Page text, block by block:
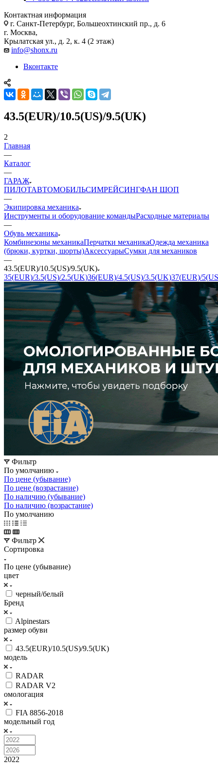
Контактная информация
г. Санкт-Петербург, Большеохтинский пр., д. 6
г. Москва,
Крылатская ул., д. 2, к. 4 (2 этаж)
info@shonx.ru
Вконтакте
43.5(EUR)/10.5(US)/9.5(UK)
2
Главная
—
Каталог
—
ГАРАЖ
ПИЛОТАВТОМОБИЛЬСИМРЕЙСИНГФАН ШОП
—
Экипировка механика
Инструменты и оборудование командыРасходные материалы
—
Обувь механика
Комбинезоны механикаПерчатки механикаОдежда механика
(брюки, куртки, шорты)АксессуарыСумки для механиков
—
43.5(EUR)/10.5(US)/9.5(UK)
35(EUR)/3.5(US)/2.5(UK)36(EUR)/4.5(US)/3.5(UK)37(EUR)/
Фильтр
По умолчанию
По цене (убывание)
По цене (возрастание)
По наличию (убывание)
По наличию (возрастание)
По умолчанию
Фильтр
Сортировка
По цене (убывание)
цвет
черный/белый
Бренд
Alpinestars
размер обуви
43.5(EUR)/10.5(US)/9.5(UK)
модель
RADAR
RADAR V2
омологация
FIA 8856-2018
модельный год
2022